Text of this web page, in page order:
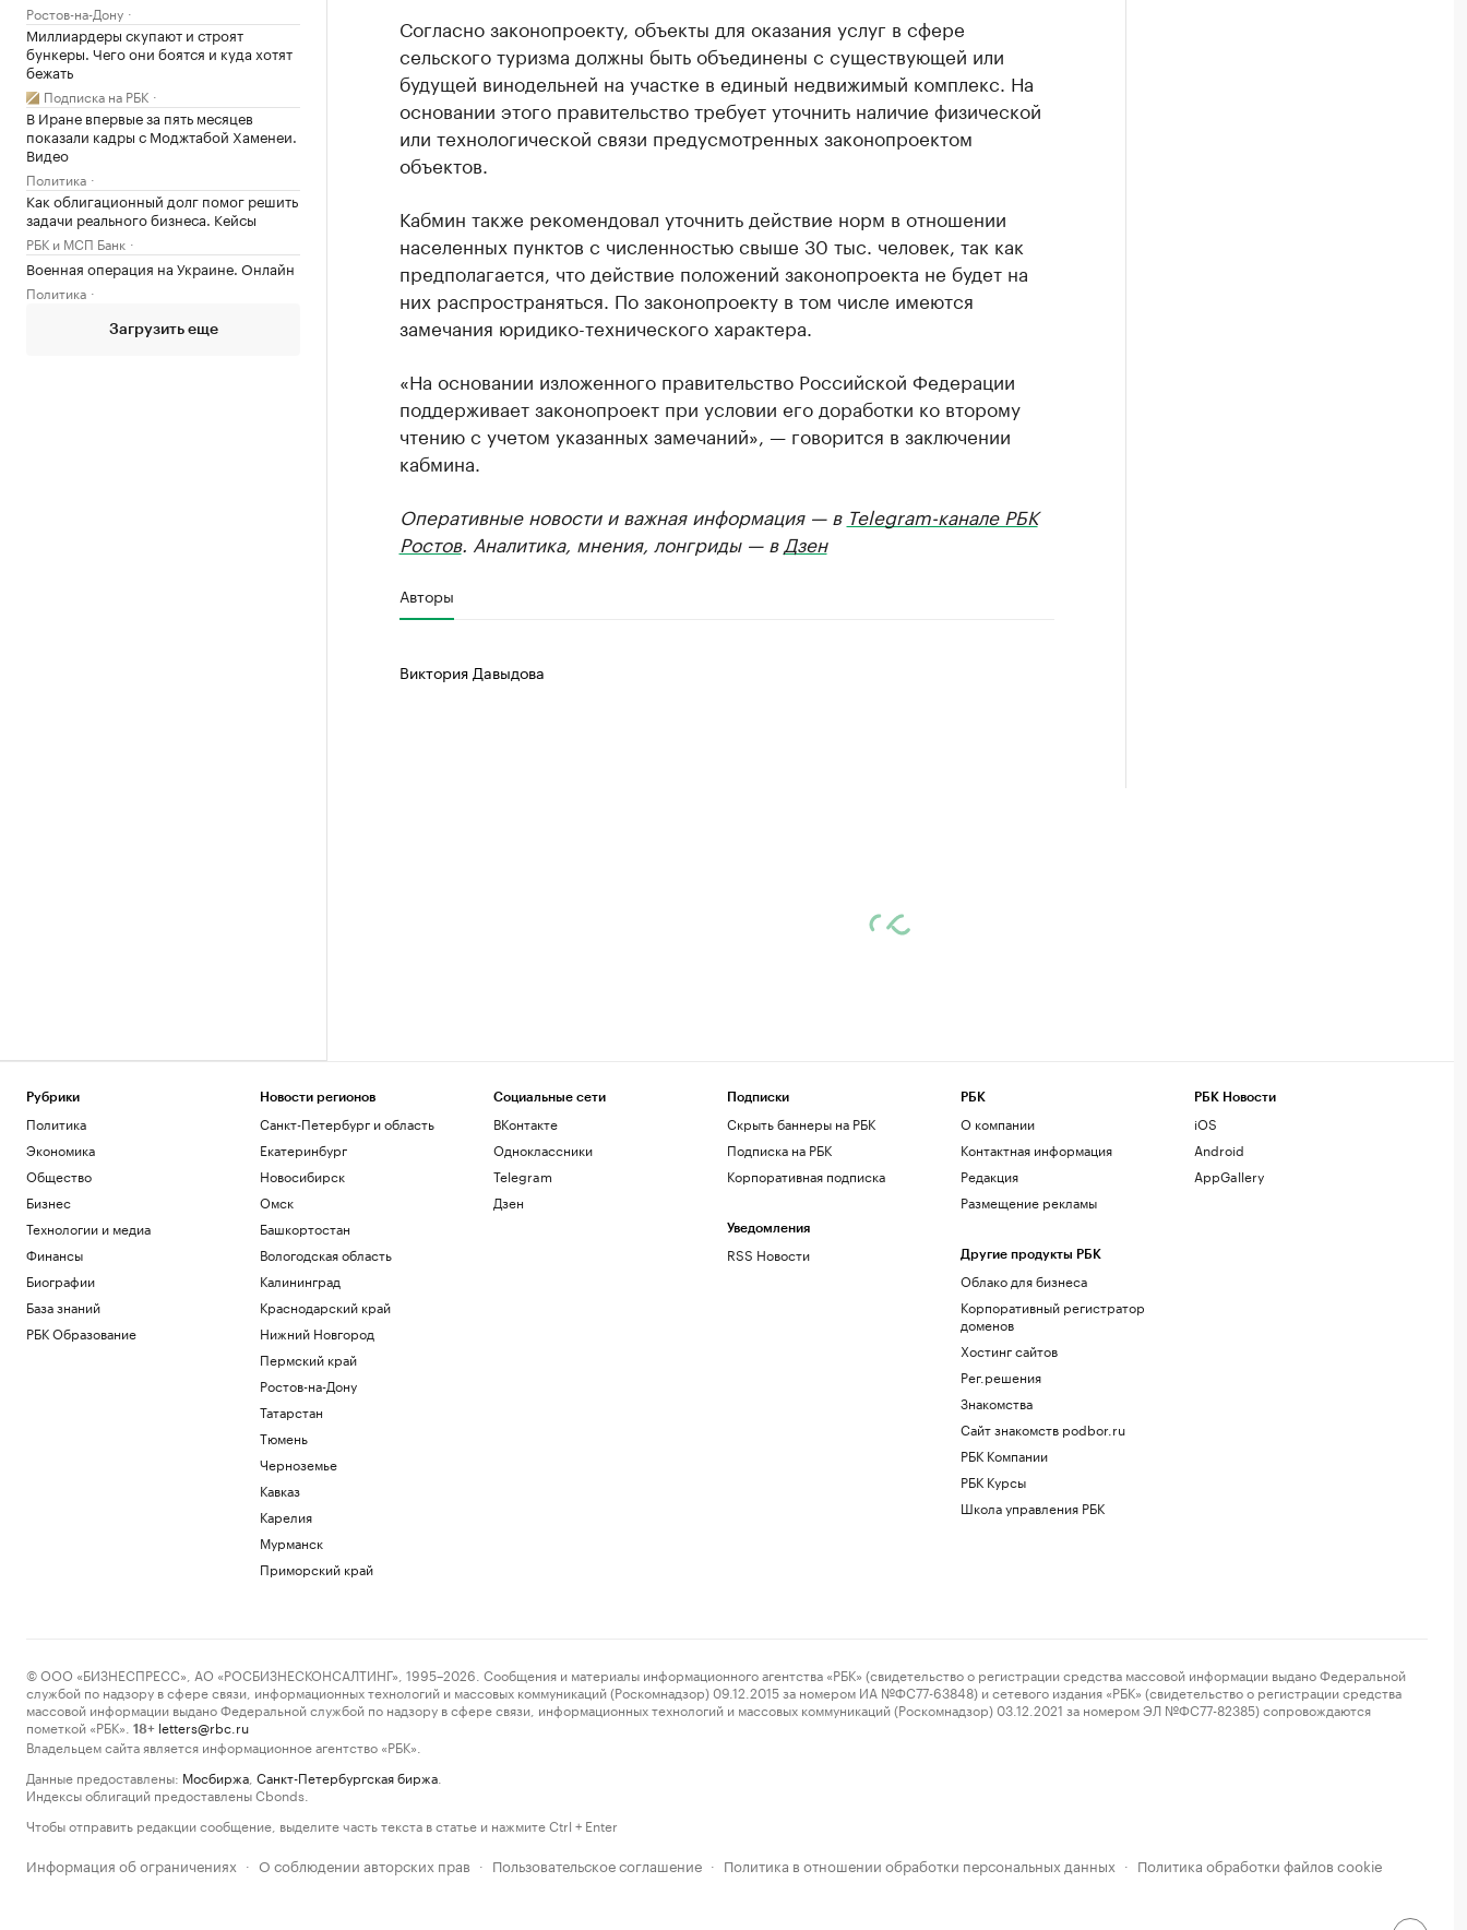
Ростов-на-Дону
Миллиардеры скупают и строят
бункеры. Чего они боятся и куда хотят
бежать
Подписка на РБК
В Иране впервые за пять месяцев
показали кадры с Моджтабой Хаменеи.
Видео
Политика
Как облигационный долг помог решить
задачи реального бизнеса. Кейсы
РБК и МСП Банк
Военная операция на Украине. Онлайн
Политика
Загрузить еще
Согласно законопроекту, объекты для оказания услуг в сфере
сельского туризма должны быть объединены с существующей или
будущей винодельней на участке в единый недвижимый комплекс. На
основании этого правительство требует уточнить наличие физической
или технологической связи предусмотренных законопроектом
объектов.
Кабмин также рекомендовал уточнить действие норм в отношении
населенных пунктов с численностью свыше 30 тыс. человек, так как
предполагается, что действие положений законопроекта не будет на
них распространяться. По законопроекту в том числе имеются
замечания юридико-технического характера.
«На основании изложенного правительство Российской Федерации
поддерживает законопроект при условии его доработки ко второму
чтению с учетом указанных замечаний», — говорится в заключении
кабмина.
Оперативные новости и важная информация — в Telegram-канале РБК
Ростов. Аналитика, мнения, лонгриды — в Дзен
Авторы
Виктория Давыдова
Рубрики
Политика
Экономика
Общество
Бизнес
Технологии и медиа
Финансы
Биографии
База знаний
РБК Образование
Новости регионов
Санкт-Петербург и область
Екатеринбург
Новосибирск
Омск
Башкортостан
Вологодская область
Калининград
Краснодарский край
Нижний Новгород
Пермский край
Ростов-на-Дону
Татарстан
Тюмень
Черноземье
Кавказ
Карелия
Мурманск
Приморский край
Социальные сети
ВКонтакте
Одноклассники
Telegram
Дзен
Подписки
Скрыть баннеры на РБК
Подписка на РБК
Корпоративная подписка
Уведомления
RSS Новости
РБК
О компании
Контактная информация
Редакция
Размещение рекламы
Другие продукты РБК
Облако для бизнеса
Корпоративный регистратор
доменов
Хостинг сайтов
Рег.решения
Знакомства
Сайт знакомств podbor.ru
РБК Компании
РБК Курсы
Школа управления РБК
РБК Новости
iOS
Android
AppGallery
© ООО «БИЗНЕСПРЕСС», АО «РОСБИЗНЕСКОНСАЛТИНГ», 1995–2026. Сообщения и материалы информационного агентства «РБК» (свидетельство о регистрации средства массовой информации выдано Федеральной
службой по надзору в сфере связи, информационных технологий и массовых коммуникаций (Роскомнадзор) 09.12.2015 за номером ИА №ФС77-63848) и сетевого издания «РБК» (свидетельство о регистрации средства
массовой информации выдано Федеральной службой по надзору в сфере связи, информационных технологий и массовых коммуникаций (Роскомнадзор) 03.12.2021 за номером ЭЛ №ФС77-82385) сопровождаются
пометкой «РБК».
18+ letters@rbc.ru
Владельцем сайта является информационное агентство «РБК».
Данные предоставлены: Мосбиржа Санкт-Петербургская биржа
Индексы облигаций предоставлены Cbonds.
Чтобы отправить редакции сообщение, выделите часть текста в статье и нажмите Ctrl + Enter
Информация об ограничениях · О соблюдении авторских прав · Пользовательское соглашение · Политика в отношении обработки персональных данных · Политика обработки файлов cookie